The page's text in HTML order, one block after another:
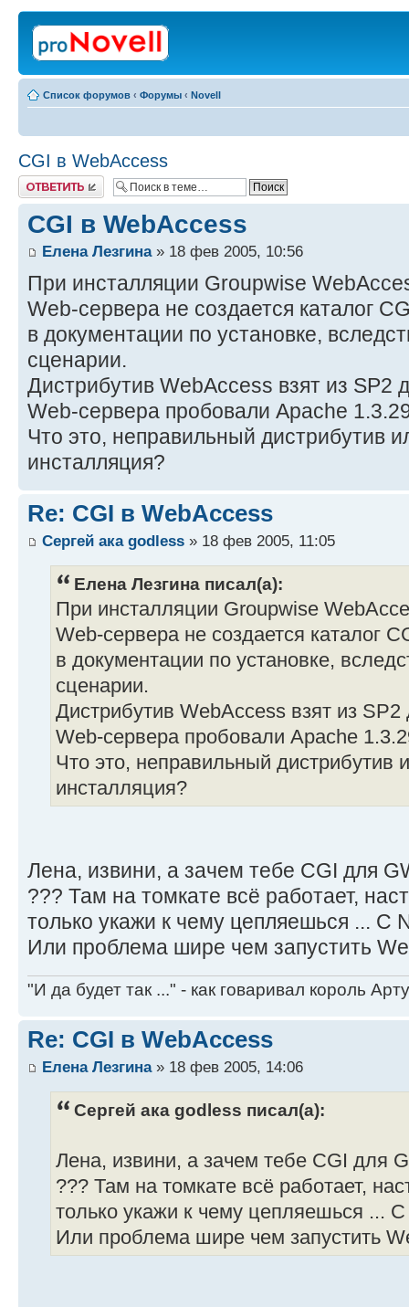
Список форумов ‹ Форумы ‹ Novell
CGI в WebAccess
Ответить
CGI в WebAccess
Елена Лезгина» 18 фев 2005, 10:56
При инсталляции Groupwise
Web-сервера не создается каталог
в документации по установке,
сценарии.
Дистрибутив WebAccess взят из SP2
Web-сервера пробовали Apache
Что это, неправильный дистрибутив
инсталляция?
Re: CGI в WebAccess
Сергей ака godless » 18 фев 2005, 11:05
Елена Лезгина писал(а):
При инсталляции Groupwise
Web-сервера не создается каталог
в документации по установке,
сценарии.
Дистрибутив WebAccess взят из
Web-сервера пробовали Apache
Что это, неправильный дистрибутив
инсталляция?
Лена, извини, а зачем тебе CGI для
??? Там на томкате всё работает,
только укажи к чему цепляешься ... С
Или проблема шире чем запустить
"И да будет так ..." - как говаривал король
Re: CGI в WebAccess
Елена Лезгина» 18 фев 2005, 14:06
Сергей ака godless писал(а):
Лена, извини, а зачем тебе CGI для
??? Там на томкате всё работает,
только укажи к чему цепляешься ...
Или проблема шире чем запустить